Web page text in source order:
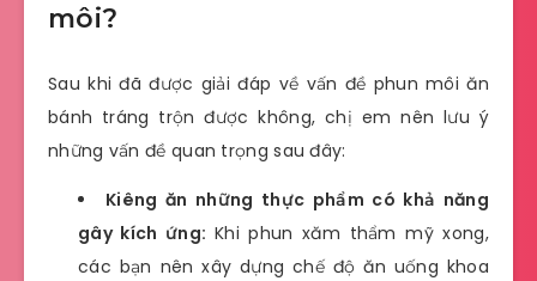
môi?
Sau khi đã được giải đáp về vấn đề phun môi ăn
bánh tráng trộn được không, chị em nên lưu ý
những vấn đề quan trọng sau đây:
Kiêng ăn những thực phẩm có khả năng
gây kích ứng: Khi phun xăm thẩm mỹ xong,
các bạn nên xây dựng chế độ ăn uống khoa